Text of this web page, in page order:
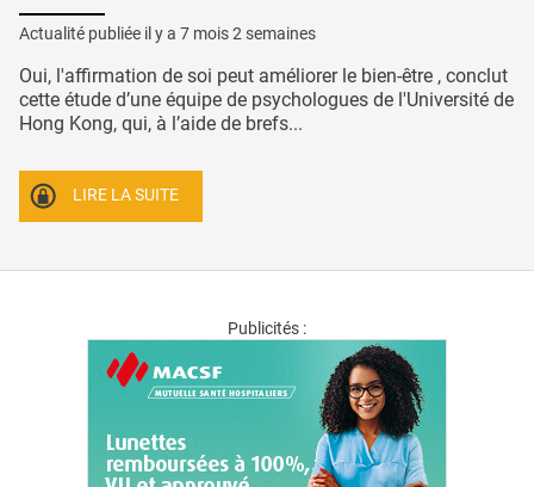
Actualité publiée il y a 7 mois 2 semaines
Oui, l'affirmation de soi peut améliorer le bien-être , conclut
cette étude d’une équipe de psychologues de l'Université de
Hong Kong, qui, à l’aide de brefs...
LIRE LA SUITE
Publicités :